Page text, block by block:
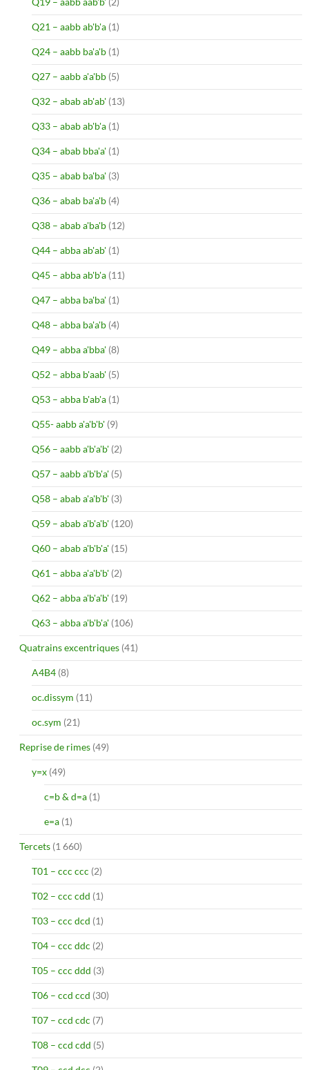
Q21 – aabb ab'b'a (1)
Q24 – aabb ba'a'b (1)
Q27 – aabb a'a'bb (5)
Q32 – abab ab'ab' (13)
Q33 – abab ab'b'a (1)
Q34 – abab bba'a' (1)
Q35 – abab ba'ba' (3)
Q36 – abab ba'a'b (4)
Q38 – abab a'ba'b (12)
Q44 – abba ab'ab' (1)
Q45 – abba ab'b'a (11)
Q47 – abba ba'ba' (1)
Q48 – abba ba'a'b (4)
Q49 – abba a'bba' (8)
Q52 – abba b'aab' (5)
Q53 – abba b'ab'a (1)
Q55- aabb a'a'b'b' (9)
Q56 – aabb a'b'a'b' (2)
Q57 – aabb a'b'b'a' (5)
Q58 – abab a'a'b'b' (3)
Q59 – abab a'b'a'b' (120)
Q60 – abab a'b'b'a' (15)
Q61 – abba a'a'b'b' (2)
Q62 – abba a'b'a'b' (19)
Q63 – abba a'b'b'a' (106)
Quatrains excentriques (41)
A4B4 (8)
oc.dissym (11)
oc.sym (21)
Reprise de rimes (49)
y=x (49)
c=b & d=a (1)
e=a (1)
Tercets (1 660)
T01 – ccc ccc (2)
T02 – ccc cdd (1)
T03 – ccc dcd (1)
T04 – ccc ddc (2)
T05 – ccc ddd (3)
T06 – ccd ccd (30)
T07 – ccd cdc (7)
T08 – ccd cdd (5)